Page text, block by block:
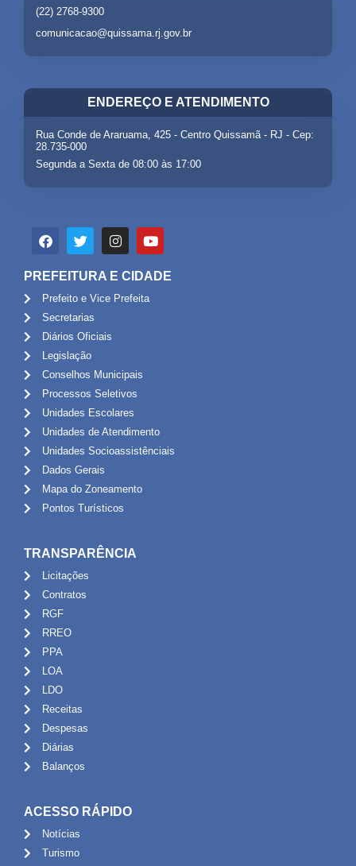
(22) 2768-9300
comunicacao@quissama.rj.gov.br
ENDEREÇO E ATENDIMENTO
Rua Conde de Araruama, 425 - Centro Quissamã - RJ - Cep:
28.735-000
Segunda a Sexta de 08:00 às 17:00
PREFEITURA E CIDADE
Prefeito e Vice Prefeita
Secretarias
Diários Oficiais
Legislação
Conselhos Municipais
Processos Seletivos
Unidades Escolares
Unidades de Atendimento
Unidades Socioassistênciais
Dados Gerais
Mapa do Zoneamento
Pontos Turísticos
TRANSPARÊNCIA
Licitações
Contratos
RGF
RREO
PPA
LOA
LDO
Receitas
Despesas
Diárias
Balanços
ACESSO RÁPIDO
Notícias
Turismo